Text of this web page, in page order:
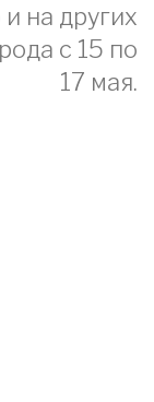
на других
с 15 по
17 мая.